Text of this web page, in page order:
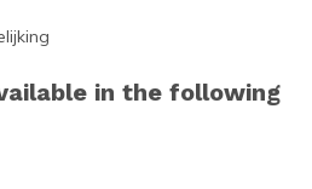
in the following